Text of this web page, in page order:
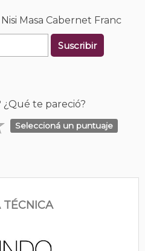
Masa Cabernet Franc
Suscribir
¿Qué te pareció?
Seleccioná un puntuaje
TÉCNICA